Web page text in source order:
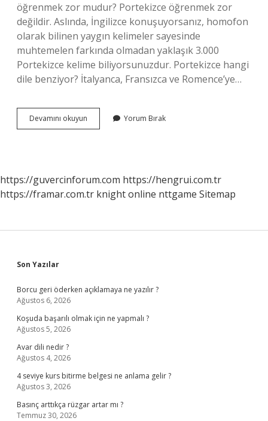
öğrenmek zor mudur? Portekizce öğrenmek zor
değildir. Aslında, İngilizce konuşuyorsanız, homofon
olarak bilinen yaygın kelimeler sayesinde
muhtemelen farkında olmadan yaklaşık 3.000
Portekizce kelime biliyorsunuzdur. Portekizce hangi
dile benziyor? İtalyanca, Fransızca ve Romence’ye…
Devamını okuyun Portekizce
Kolay
Yorum Bırak
https://guvercinforum.com https://hengrui.com.tr
https://framar.com.tr knight online nttgame Sitemap
Sidebar
Son Yazılar
Borcu geri öderken açıklamaya ne yazılır ?
Ağustos 6, 2026
Koşuda başarılı olmak için ne yapmalı ?
Ağustos 5, 2026
Avar dili nedir ?
Ağustos 4, 2026
4 seviye kurs bitirme belgesi ne anlama gelir ?
Ağustos 3, 2026
Basınç arttıkça rüzgar artar mı ?
Temmuz 30, 2026